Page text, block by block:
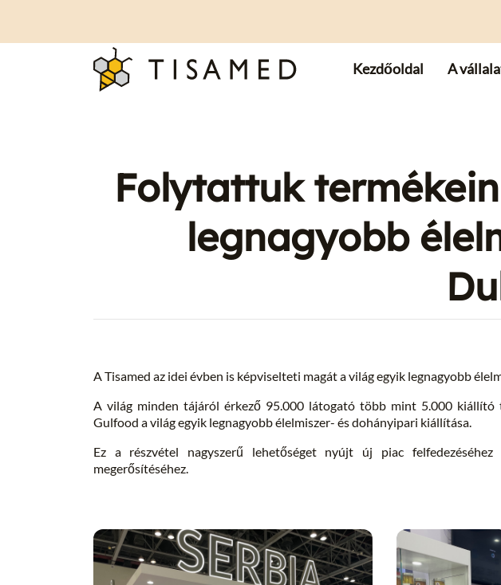
Kezdőoldal A
Folytattuk
legnagyobb
A Tisamed az idei évben is képviselteti magát a világ egyik legnagyobb
A világ minden tájáról érkező 95.000 látogató több mint 5.000
Gulfood a világ egyik legnagyobb élelmiszer- és dohányipari kiállítása.
Ez a részvétel nagyszerű lehetőséget nyújt új piac
megerősítéséhez.